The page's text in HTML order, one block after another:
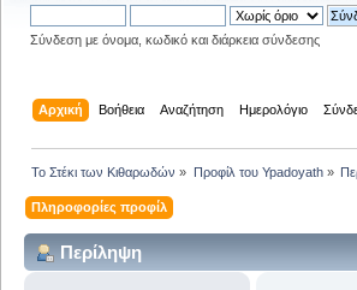
Σύνδεση με όνομα, κωδικό και διάρκεια σύνδεσης
Αρχική Βοήθεια Αναζήτηση Ημερολόγιο
Το Στέκι των Κιθαρωδών » Προφίλ του Ypadoyath»
Πληροφορίες προφίλ
Περίληψη